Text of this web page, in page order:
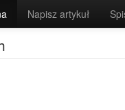
Napisz artykuł